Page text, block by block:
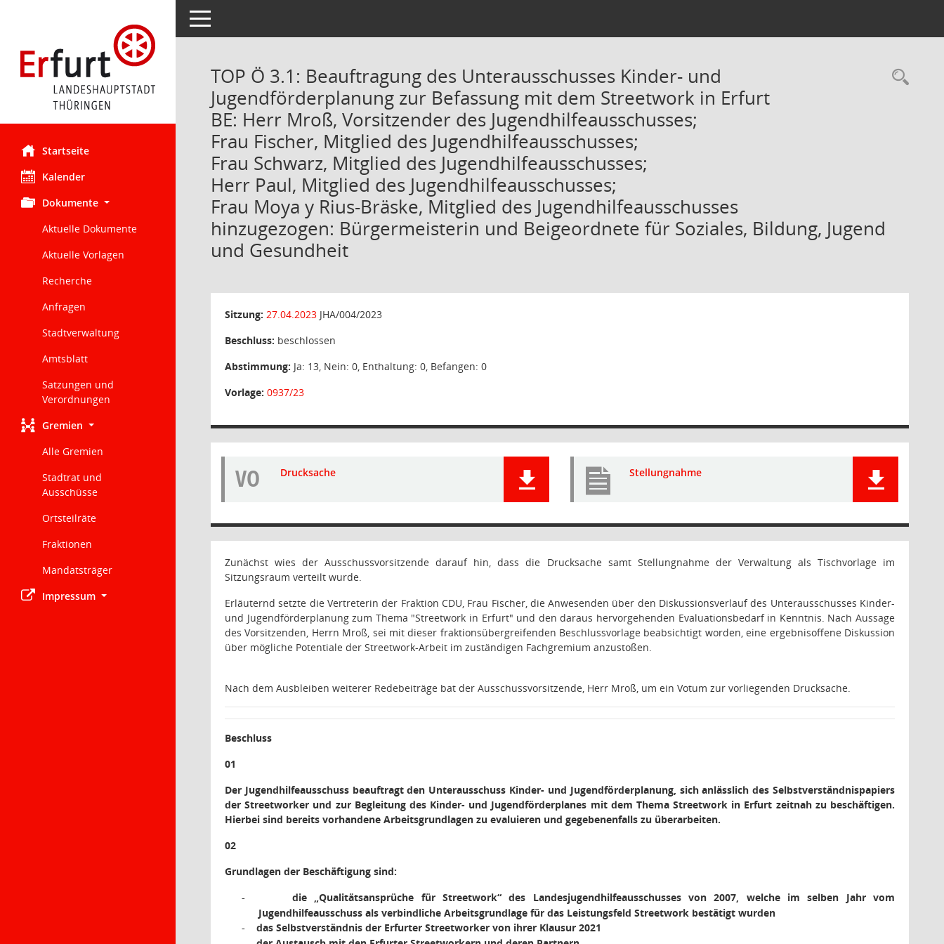
Startseite
Kalender
Dokumente
Aktuelle Dokumente
Aktuelle Vorlagen
Recherche
Anfragen
Stadtverwaltung
Amtsblatt
Satzungen und
Verordnungen
Gremien
Alle Gremien
Stadtrat und
Ausschüsse
Ortsteilräte
Fraktionen
Mandatsträger
Impressum
Toggle navigation
TOP Ö 3.1: Beauftragung des Unterausschusses Kinder- und
Jugendförderplanung zur Befassung mit dem Streetwork in Erfurt
BE: Herr Mroß, Vorsitzender des Jugendhilfeausschusses;
Frau Fischer, Mitglied des Jugendhilfeausschusses;
Frau Schwarz, Mitglied des Jugendhilfeausschusses;
Herr Paul, Mitglied des Jugendhilfeausschusses;
Frau Moya y Rius-Bräske, Mitglied des Jugendhilfeausschusses
hinzugezogen: Bürgermeisterin und Beigeordnete für Soziales, Bildung, Jugend
und Gesundheit
Sitzung: 27.04.2023 JHA/004/2023
Beschluss: beschlossen
Abstimmung: Ja: 13, Nein: 0, Enthaltung: 0, Befangen: 0
Vorlage: 0937/23
VO Drucksache Stellungnahme
Zunächst wies der Ausschussvorsitzende darauf hin, dass die Drucksache samt Stellungnahme der Verwaltung als Tischvorlage im
Sitzungsraum verteilt wurde.
Erläuternd setzte die Vertreterin der Fraktion CDU, Frau Fischer, die Anwesenden über den Diskussionsverlauf des Unterausschusses Kinder-
und Jugendförderplanung zum Thema "Streetwork in Erfurt" und den daraus hervorgehenden Evaluationsbedarf in Kenntnis. Nach Aussage
des Vorsitzenden, Herrn Mroß, sei mit dieser fraktionsübergreifenden Beschlussvorlage beabsichtigt worden, eine ergebnisoffene Diskussion
über mögliche Potentiale der Streetwork-Arbeit im zuständigen Fachgremium anzustoßen.
Nach dem Ausbleiben weiterer Redebeiträge bat der Ausschussvorsitzende, Herr Mroß, um ein Votum zur vorliegenden Drucksache.
Beschluss
01
Der Jugendhilfeausschuss beauftragt den Unterausschuss Kinder- und Jugendförderplanung, sich anlässlich des Selbstverständnispapiers
der Streetworker und zur Begleitung des Kinder- und Jugendförderplanes mit dem Thema Streetwork in Erfurt zeitnah zu beschäftigen.
Hierbei sind bereits vorhandene Arbeitsgrundlagen zu evaluieren und gegebenenfalls zu überarbeiten.
02
Grundlagen der Beschäftigung sind:
-
die „Qualitätsansprüche für Streetwork“ des Landesjugendhilfeausschusses von 2007, welche im selben Jahr vom
Jugendhilfeausschuss als verbindliche Arbeitsgrundlage für das Leistungsfeld Streetwork bestätigt wurden
- das Selbstverständnis der Erfurter Streetworker von ihrer Klausur 2021